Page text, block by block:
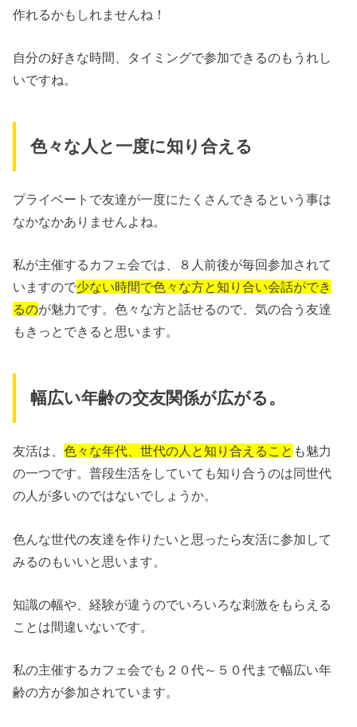
作れるかもしれませんね！
自分の好きな時間、タイミングで参加できるのもうれし
いですね。
色々な人と一度に知り合える
プライベートで友達が一度にたくさんできるという事は
なかなかありませんよね。
私が主催するカフェ会では、８人前後が毎回参加されて
いますので少ない時間で色々な方と知り合い会話ができ
るのが魅力です。色々な方と話せるので、気の合う友達
もきっとできると思います。
幅広い年齢の交友関係が広がる。
友活は、色々な年代、世代の人と知り合えること も魅力
の一つです。普段生活をしていても知り合うのは同世代
の人が多いのではないでしょうか。
色んな世代の友達を作りたいと思ったら友活に参加して
みるのもいいと思います。
知識の幅や、経験が違うのでいろいろな刺激をもらえる
ことは間違いないです。
私の主催するカフェ会でも２０代～５０代まで幅広い年
齢の方が参加されています。